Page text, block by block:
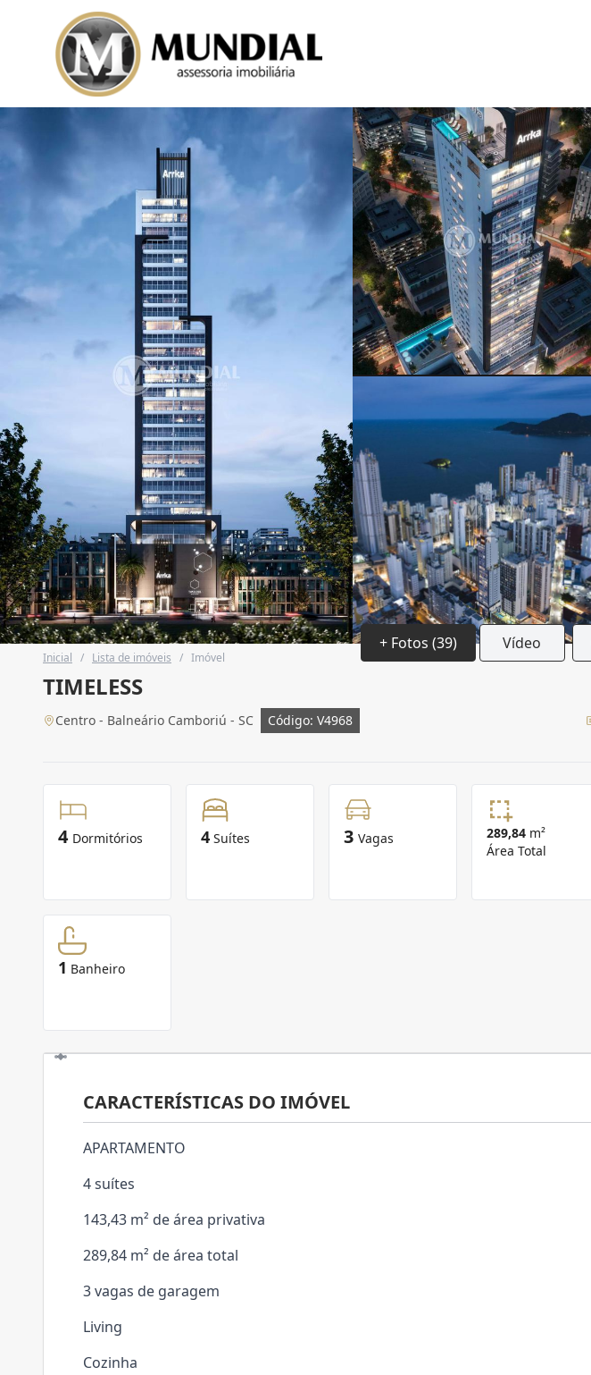
+ Fotos (39) Vídeo
Inicial / Lista de imóveis / Imóvel
TIMELESS
Centro - Balneário Camboriú - SC Código: V4968
4 Dormitórios 4 Suítes 3 Vagas 289,84 m²
Área Total
1 Banheiro
CARACTERÍSTICAS DO IMÓVEL
APARTAMENTO
4 suítes
143,43 m² de área privativa
289,84 m² de área total
3 vagas de garagem
Living
Cozinha